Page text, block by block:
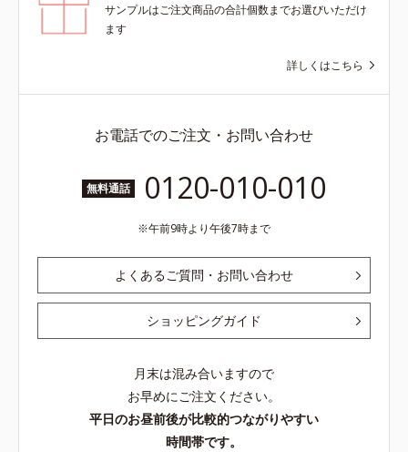
サンプルはご注文商品の合計個数までお選びいただけ
ます
詳しくはこちら
お電話でのご注文・お問い合わせ
無料通話 0120-010-010
午前9時より午後7時まで
よくあるご質問・お問い合わせ
ショッピングガイド
月末は混み合いますので
お早めにご注文ください。
平日のお昼前後が比較的つながりやすい
時間帯です。